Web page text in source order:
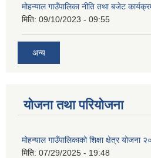
मोहन्याल गाउँपालिका नीति तथा बजेट
मिति: 09/10/2023 - 09:55
अन्य
योजना तथा परियोजना
मोहन्याल गाउँपालिकाको शिक्षा क्षेत्र योजना
मिति: 07/29/2025 - 19:48